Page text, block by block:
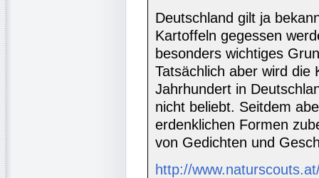
Deutschland gilt ja
Kartoffeln gegessen
besonders wichtiges
Tatsächlich aber wird
Jahrhundert in
nicht beliebt. Seitdem
erdenklichen Formen
von Gedichten und
http://